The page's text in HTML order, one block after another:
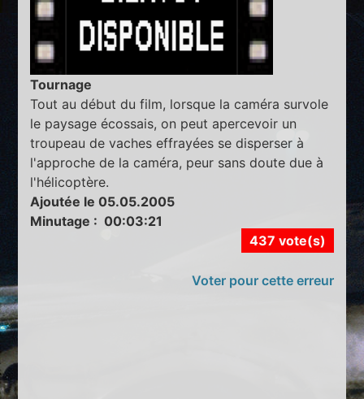
Tournage
Tout au début du film, lorsque la caméra survole
le paysage écossais, on peut apercevoir un
troupeau de vaches effrayées se disperser à
l'approche de la caméra, peur sans doute due à
l'hélicoptère.
Ajoutée le 05.05.2005
Minutage : 00:03:21
437 vote(s)
Voter pour cette erreur